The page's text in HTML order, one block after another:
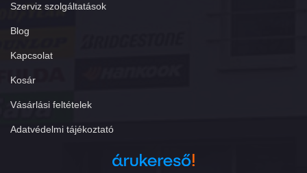
Szerviz szolgáltatások
Blog
Kapcsolat
Kosár
Vásárlási feltételek
Adatvédelmi tájékoztató